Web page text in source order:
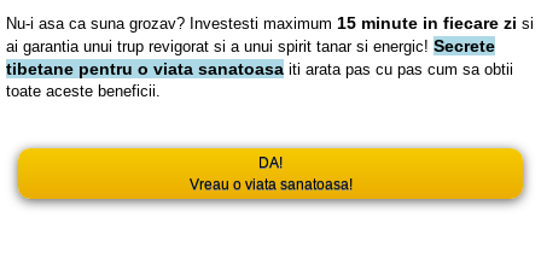
Nu-i asa ca suna grozav? Investesti maximum 15 minute in fiecare zi si
ai garantia unui trup revigorat si a unui spirit tanar si energic! Secrete
tibetane pentru o viata sanatoasa iti arata pas cu pas cum sa obtii
toate aceste beneficii.
DA!
Vreau o viata sanatoasa!